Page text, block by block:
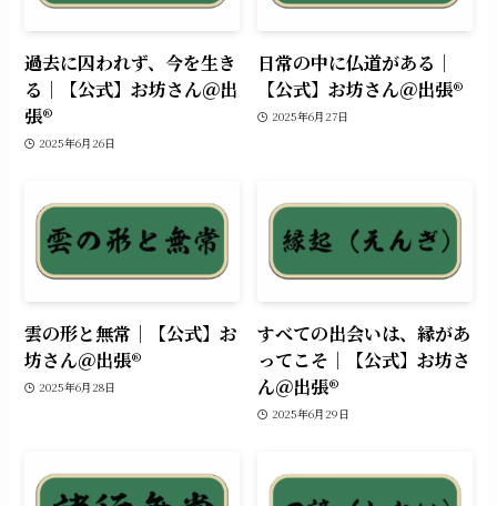
過去に囚われず、今を生き
る｜【公式】お坊さん＠出
張®︎
2025年6月26日
日常の中に仏道がある｜
【公式】お坊さん＠出張®︎
2025年6月27日
雲の形と無常｜【公式】お
坊さん＠出張®︎
2025年6月28日
すべての出会いは、縁があ
ってこそ｜【公式】お坊さ
ん＠出張®︎
2025年6月29日